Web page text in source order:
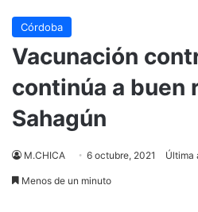
Córdoba
Vacunación
continúa a buen
Sahagún
M.CHICA 6 octubre, 2021 Última
Menos de un minuto